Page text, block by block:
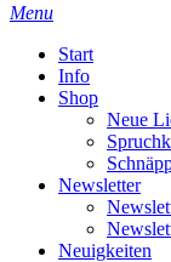
search
Menu
Start
Info
Shop
Neue
Newsletter
Neuigkeiten